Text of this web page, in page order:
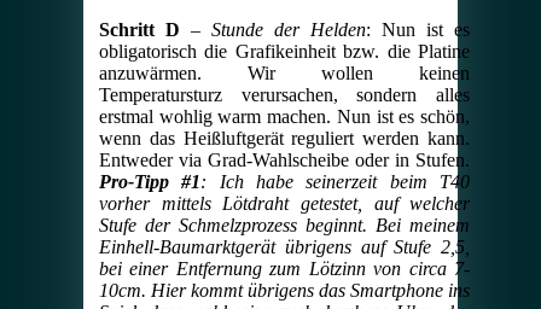
Schritt D –Stunde der Helden: Nun ist es
obligatorisch die Grafikeinheit bzw. die Platine
anzuwärmen. Wir wollen keinen
Temperatursturz verursachen, sondern alles
erstmal wohlig warm machen. Nun ist es schön,
wenn das Heißluftgerät reguliert werden kann.
Entweder via Grad-Wahlscheibe oder in Stufen.
Pro-Tipp #1: Ich habe seinerzeit beim T40
vorher mittels Lötdraht getestet, auf welcher
Stufe der Schmelzprozess beginnt. Bei meinem
Einhell-Baumarktgerät übrigens auf Stufe 2,5,
bei einer Entfernung zum Lötzinn von circa 7-
10cm. Hier kommt übrigens das Smartphone ins